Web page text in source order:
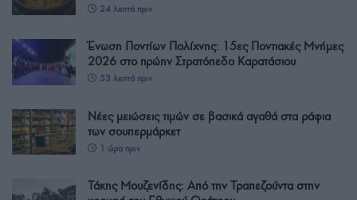
24 λεπτά πριν
Ένωση Ποντίων Πολίχνης: 15ες Ποντιακές Μνήμες
2026 στο πρώην Στρατόπεδο Καρατάσιου
53 λεπτά πριν
Νέες μειώσεις τιμών σε βασικά αγαθά στα ράφια
των σουπερμάρκετ
1 ώρα πριν
Τάκης Μουζενίδης: Από την Τραπεζούντα στην